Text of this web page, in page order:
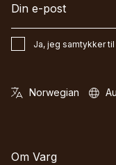
Ja, jeg samtykker til
Om Varg